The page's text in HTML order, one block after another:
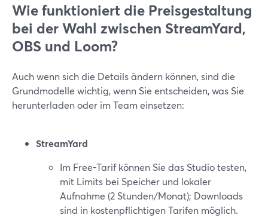
Wie funktioniert die Preisgestaltung
bei der Wahl zwischen StreamYard,
OBS und Loom?
Auch wenn sich die Details ändern können, sind die
Grundmodelle wichtig, wenn Sie entscheiden, was Sie
herunterladen oder im Team einsetzen:
StreamYard
Im Free-Tarif können Sie das Studio testen,
mit Limits bei Speicher und lokaler
Aufnahme (2 Stunden/Monat); Downloads
sind in kostenpflichtigen Tarifen möglich.